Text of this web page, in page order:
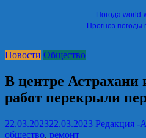
Погода world-
Прогноз погоды
Новости Общество
В центре Астрахани
работ перекрыли
22.03.202322.03.2023 Редакция -
общество, ремонт